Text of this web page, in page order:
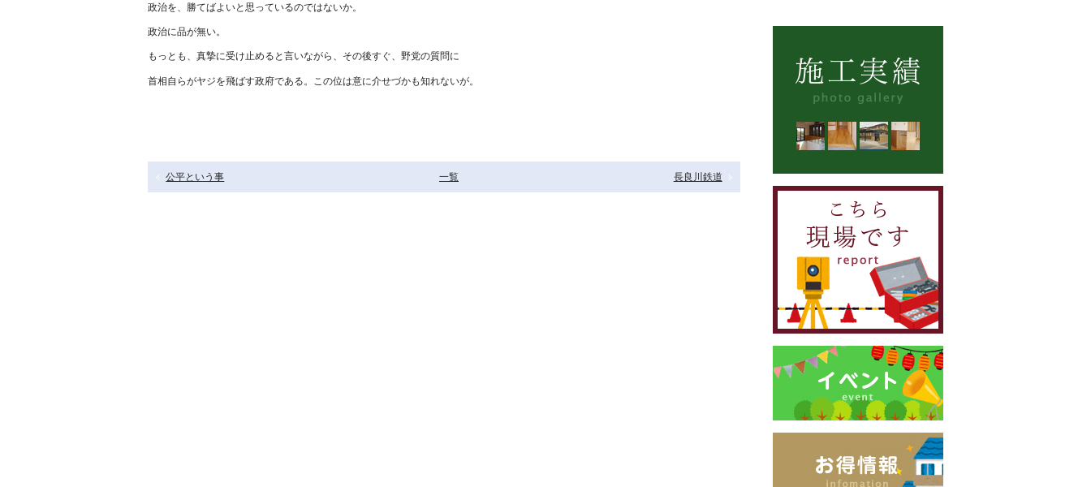
政治を、勝てばよいと思っているのではないか。
政治に品が無い。
もっとも、真摯に受け止めると言いながら、その後すぐ、野党の質問に
首相自らがヤジを飛ばす政府である。この位は意に介せづかも知れないが。
公平という事 長良川鉄道
一覧